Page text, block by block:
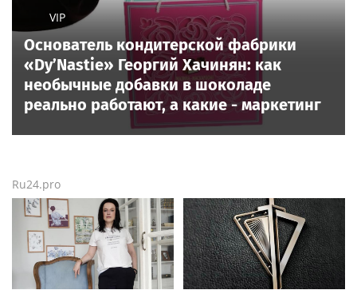
VIP
Основатель кондитерской фабрики
«Dy’Nastie» Георгий Хачинян: как
необычные добавки в шоколаде
реально работают, а какие - маркетинг
Ru24.pro